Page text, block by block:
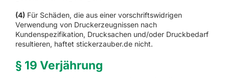
(4) Für Schäden, die aus einer vorschriftswidrigen
Verwendung von Druckerzeugnissen nach
Kundenspezifikation, Drucksachen und/oder Druckbedarf
resultieren, haftet stickerzauber.de nicht.
§ 19 Verjährung